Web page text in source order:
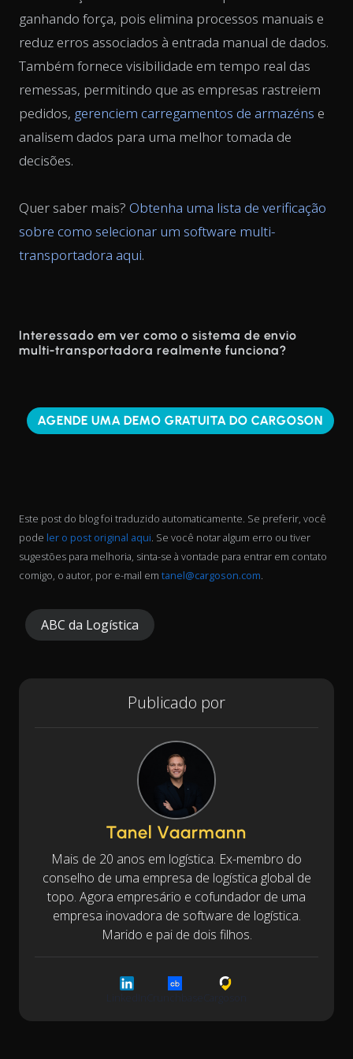
ganhando força, pois elimina processos manuais e
reduz erros associados à entrada manual de dados.
Também fornece visibilidade em tempo real das
remessas, permitindo que as empresas rastreiem
pedidos, gerenciem carregamentos de armazéns e
analisem dados para uma melhor tomada de
decisões.
Quer saber mais? Obtenha uma lista de verificação
sobre como selecionar um software multi-
transportadora aqui.
Interessado em ver como o sistema de envio
multi-transportadora realmente funciona?
AGENDE UMA DEMO GRATUITA DO CARGOSON
Este post do blog foi traduzido automaticamente. Se preferir, você
pode ler o post original aqui. Se você notar algum erro ou tiver
sugestões para melhoria, sinta-se à vontade para entrar em contato
comigo, o autor, por e-mail em tanel@cargoson.com.
ABC da Logística
Publicado por
Tanel Vaarmann
Mais de 20 anos em logística. Ex-membro do
conselho de uma empresa de logística global de
topo. Agora empresário e cofundador de uma
empresa inovadora de software de logística.
Marido e pai de dois filhos.